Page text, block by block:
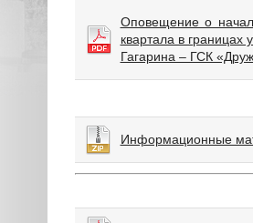
Оповещение о
квартала в
Гагарина – ГСК
Информационные